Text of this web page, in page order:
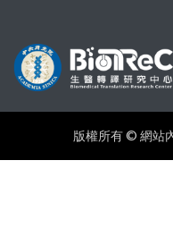
版權所有 © 網站